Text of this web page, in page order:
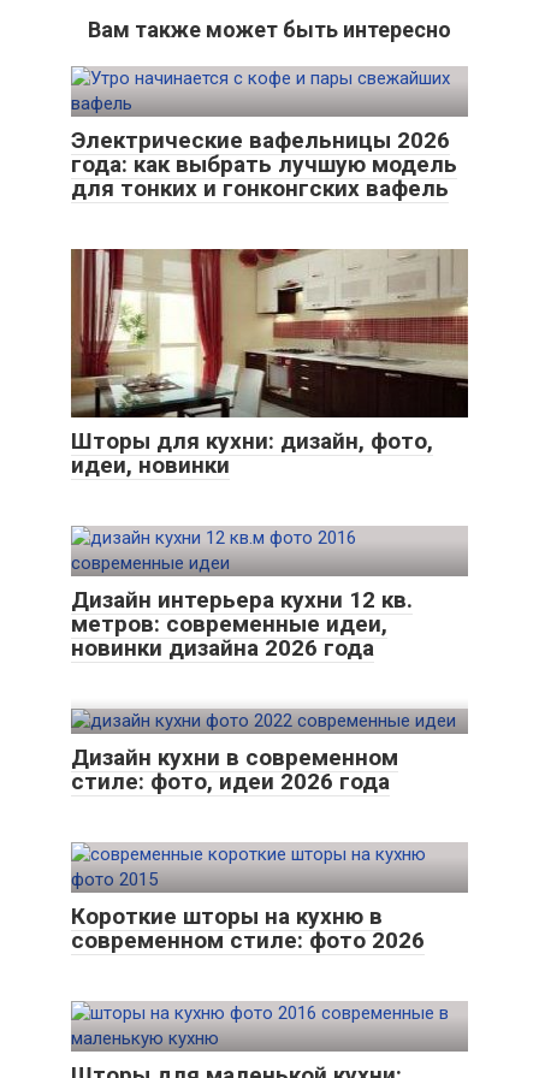
Вам также может быть интересно
Электрические вафельницы 2026
года: как выбрать лучшую модель
для тонких и гонконгских вафель
Шторы для кухни: дизайн, фото,
идеи, новинки
Дизайн интерьера кухни 12 кв.
метров: современные идеи,
новинки дизайна 2026 года
Дизайн кухни в современном
стиле: фото, идеи 2026 года
Короткие шторы на кухню в
современном стиле: фото 2026